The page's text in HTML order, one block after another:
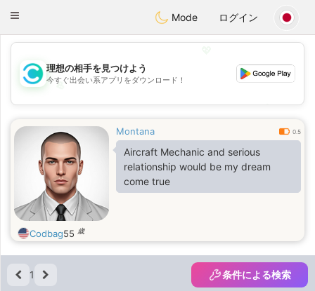
olombiaCitas
Toggle
Mode ログイン
💖
💕
理想の相手を見つけよう
今すぐ出会い系アプリをダウンロード！
Montana 0.5
Aircraft Mechanic and serious
relationship would be my dream
come true
Codbag55 歳
1 条件による検索